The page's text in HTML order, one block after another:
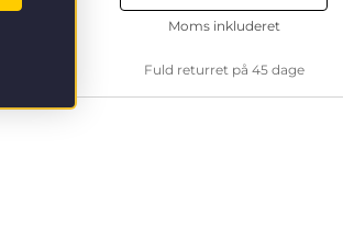
Fuld returret på 45 dage
Moms inkluderet